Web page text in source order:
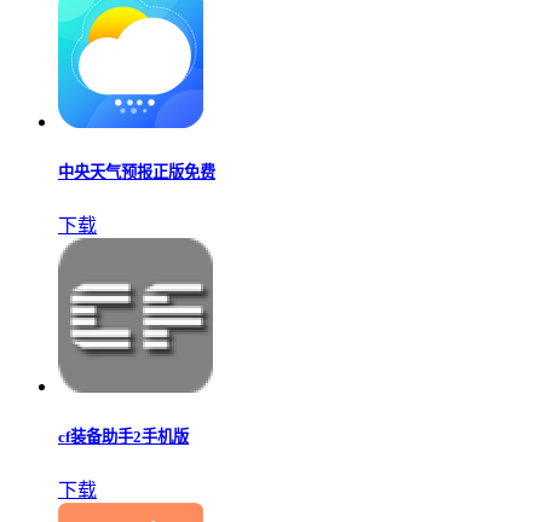
中央天气预报正版免费
下载
cf装备助手2手机版
下载